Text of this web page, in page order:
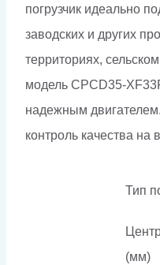
погрузчик идеально
заводских и других
территориях,
модель CPCD35-
надежным
контроль качества на
Тип
(мм)